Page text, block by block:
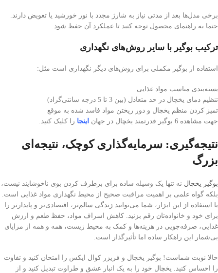
برخی مدل‌ها بعد از مدتی نیاز به شارژ مجدد با نور خورشید یا تعویض دارند.
حتما به راهنمای محصول توجه کنید تا عملکرد آن حفظ شود.
ترکیب بوگیر با سایر روش‌های نگهداری
استفاده از بوگیر مکملی برای روش‌های دیگر نگهداری است مثل:
بسته‌بندی مناسب مواد غذایی
تنظیم دمای یخچال در حد متعادل (بین 3 تا 5 درجه سانتی‌گراد)
تمیز کردن منظم یخچال و دور ریختن مواد فاسد شده به موقع
جهت مشاهده 6 بوگیر قدرتمند یخچال در جهان
اینجا را کلیک کنید.
نتیجه‌گیری: سرمایه‌گذاری کوچک، نتیجه‌ای
بزرگ
بوگیر یخچال نه تنها یک وسیله ساده برای برطرف کردن بوی ناخوشایند نیست،
بلکه گواه علمی بر اهمیت مراقبت صحیح از محیط نگهداری مواد غذایی است.
با استفاده از این ابزار، شما می‌توانید زندگی سالم‌تر، اقتصادی‌تر و پایدارتر را
برای خود و خانواده‌تان رقم بزنید. کاهش اسراف مواد، حفظ طعم و ارزش
غذایی، صرفه‌جویی در هزینه‌ها و کمک به محیط زیست، همه و همه از مزایای
بی‌شمار این راهکار ساده اما تأثیرگذار است.
حالا نوبت شماست! بوگیر یخچال و فریزر کوال ایکس را امتحان کنید و تفاوت
را احساس کنید. یخچال خود را به یک انبار عشق و طراوت تبدیل کنید و از